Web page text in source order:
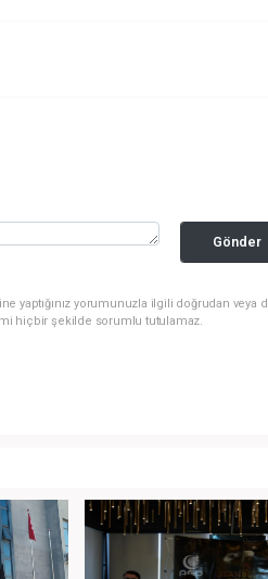
Gönder
yaptığınız yorumunuzla ilgili doğrudan veya
hiçbir şekilde sorumlu tutulamaz.